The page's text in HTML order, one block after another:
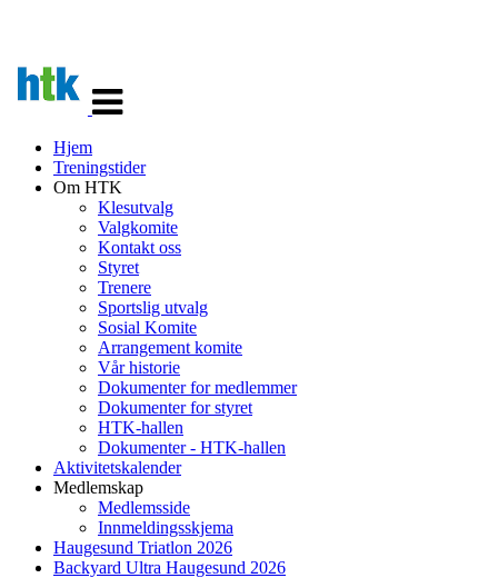
navigasjon
Hjem
Treningstider
Om HTK
Klesutvalg
Valgkomite
Kontakt oss
Styret
Trenere
Sportslig utvalg
Sosial Komite
Arrangement komite
Vår historie
Dokumenter for medlemmer
Dokumenter for styret
HTK-hallen
Dokumenter - HTK-hallen
Aktivitetskalender
Medlemskap
Medlemsside
Innmeldingsskjema
Haugesund Triatlon 2026
Backyard Ultra Haugesund 2026